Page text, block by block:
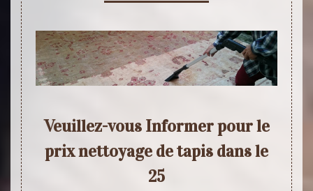
Veuillez-vous Informer pour le
prix nettoyage de tapis dans le
25
de